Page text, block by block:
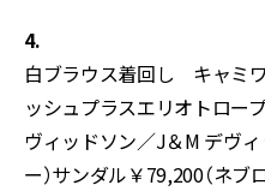
4.
白ブラウス着回し キャミ
ッシュプラスエリオトロー
ヴィッドソン／J＆M デヴ
ー）サンダル￥79,200（ネブ